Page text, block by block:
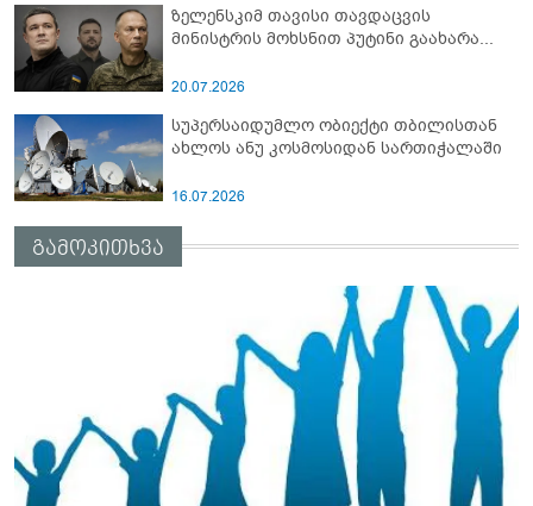
ზელენსკიმ თავისი თავდაცვის
მინისტრის მოხსნით პუტინი გაახარა...
20.07.2026
სუპერსაიდუმლო ობიექტი თბილისთან
ახლოს ანუ კოსმოსიდან სართიჭალაში
16.07.2026
გამოკითხვა